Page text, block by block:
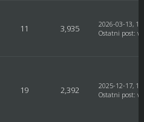
11 3,935
2026-03-13,
Ostatni post:
19 2,392
2025-12-17,
Ostatni post: